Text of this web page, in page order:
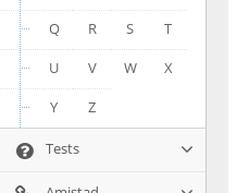
Q
R S
T
U
V W
X
Y
Z
Tests